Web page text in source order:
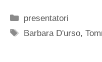
Categorie
presentatori
Tag
Barbara D'urso,